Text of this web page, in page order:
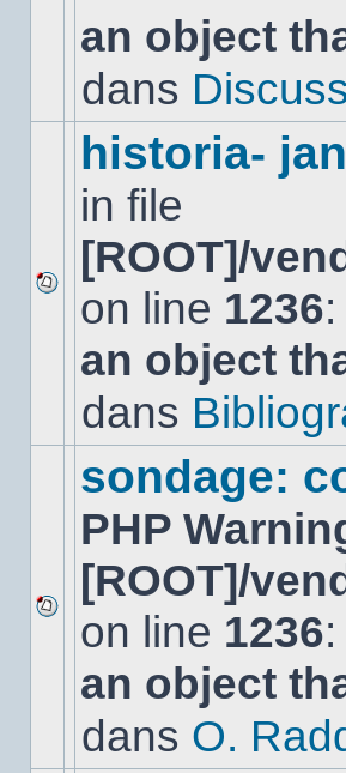
Aucun
nouveau
message
sujet.
an object
dans
Aucun
nouveau
message
non-
dans
historia-
in file
[ROOT]/
on line 1236:
an object
dans
Aucun
nouveau
message
non-
dans
sondage:
PHP
[ROOT]/
on line 1236:
an object
dans O.